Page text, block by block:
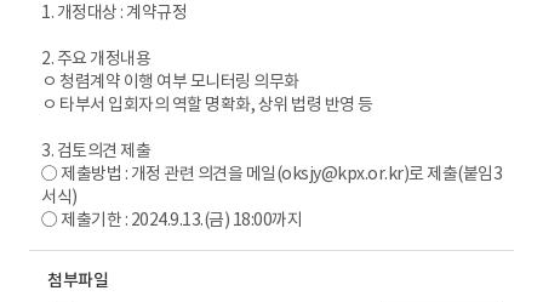
1. 개정대상 : 계약규정
2. 주요 개정내용
ㅇ 청렴계약 이행 여부 모니터링 의무화
ㅇ 타부서 입회자의 역할 명확화, 상위 법령 반영 등
3. 검토의견 제출
○ 제출방법 : 개정 관련 의견을 메일(oksjy@kpx.or.kr)로 제출(붙임3
서식)
○ 제출기한 : 2024.9.13.(금) 18:00까지
첨부파일